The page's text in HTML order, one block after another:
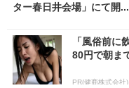
ター春日井会場」にて開...
「風俗前に
80円で朝ま
PR(健商株式会社)